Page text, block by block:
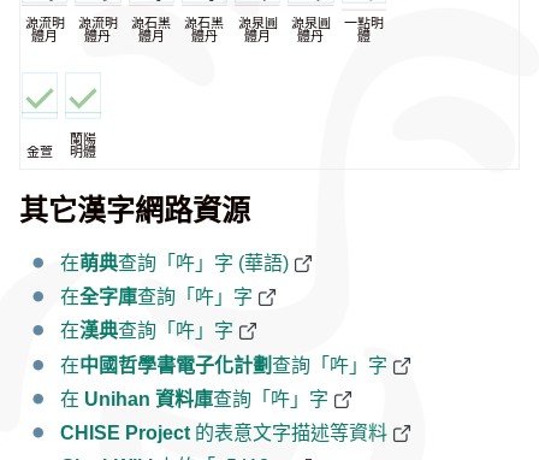
源流明
體月
源流明
體丹
源石黑
體月
源石黑
體丹
源泉圓
體月
源泉圓
體丹
一點明
體
金萱
蘭陽
明體
其它漢字網路資源
在萌典查詢「吘」字 (華語)
在全字庫查詢「吘」字
在漢典查詢「吘」字
在中國哲學書電子化計劃查詢「吘」字
在 Unihan 資料庫查詢「吘」字
CHISE Project 的表意文字描述等資料